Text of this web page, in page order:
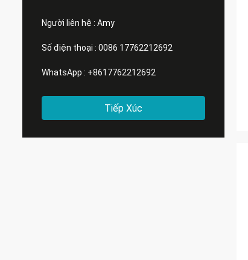
Người liên hệ : Amy
Số điện thoại : 0086 17762212692
WhatsApp : +8617762212692
Tiếp Xúc